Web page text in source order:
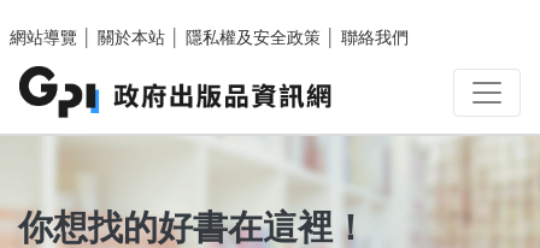
網站導覽
關於本站 隱私權及安全政策 聯絡我們
你想找的好書在這裡！